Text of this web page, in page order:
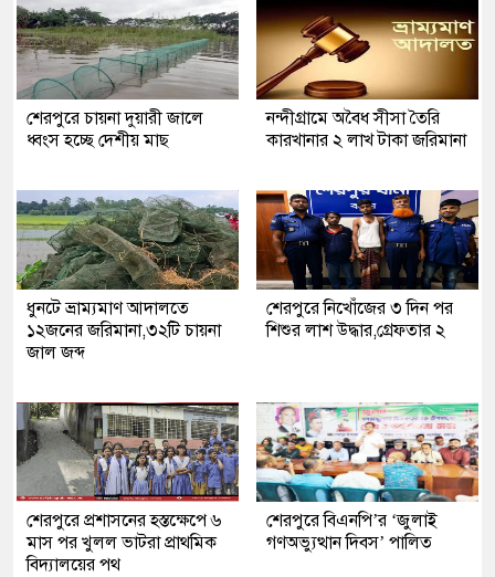
শেরপুরে চায়না দুয়ারী জালে
ধ্বংস হচ্ছে দেশীয় মাছ
নন্দীগ্রামে অবৈধ সীসা তৈরি
কারখানার ২ লাখ টাকা জরিমানা
ধুনটে ভ্রাম্যমাণ আদালতে
১২জনের জরিমানা,৩২টি চায়না
জাল জব্দ
শেরপুরে নিখোঁজের ৩ দিন পর
শিশুর লাশ উদ্ধার,গ্রেফতার ২
শেরপুরে প্রশাসনের হস্তক্ষেপে ৬
মাস পর খুলল ভাটরা প্রাথমিক
বিদ্যালয়ের পথ
শেরপুরে বিএনপি’র ‘জুলাই
গণঅভ্যুত্থান দিবস’ পালিত